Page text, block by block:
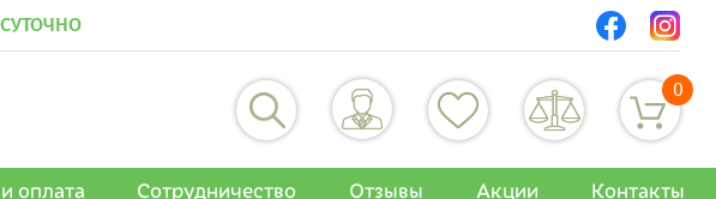
0
оплата Сотрудничество Отзывы Акции Контакты